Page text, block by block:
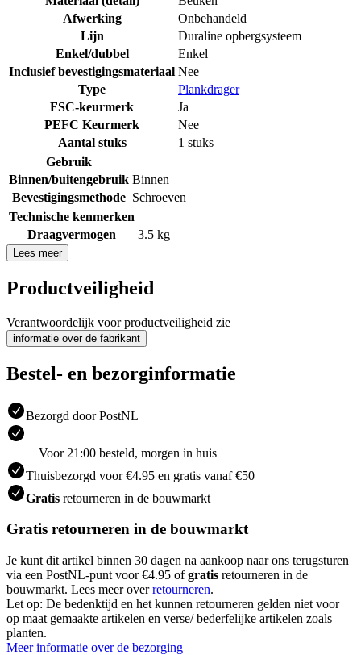
Afwerking
Onbehandeld
Lijn
Duraline opbergsysteem
Enkel/dubbel
Enkel
Inclusief bevestigingsmateriaal Nee
Type
Plankdrager
FSC-keurmerk
Ja
PEFC Keurmerk
Nee
Aantal stuks
1 stuks
Gebruik
Binnen/buitengebruik Binnen
Bevestigingsmethode Schroeven
Technische kenmerken
Draagvermogen
3.5 kg
Lees meer
Productveiligheid
Verantwoordelijk voor productveiligheid zie
informatie over de fabrikant
Bestel- en bezorginformatie
Bezorgd door PostNL
Voor 21:00 besteld, morgen in huis
Thuisbezorgd voor €4.95 en gratis vanaf €50
Gratis retourneren in de bouwmarkt
Gratis retourneren in de bouwmarkt
Je kunt dit artikel binnen 30 dagen na aankoop naar ons terugsturen
via een PostNL-punt voor €4.95 ofgratis retourneren in de
bouwmarkt. Lees meer overretourneren.
Let op: De bedenktijd en het kunnen retourneren gelden niet voor
op maat gemaakte artikelen en verse/ bederfelijke artikelen zoals
planten.
Meer informatie over de bezorging